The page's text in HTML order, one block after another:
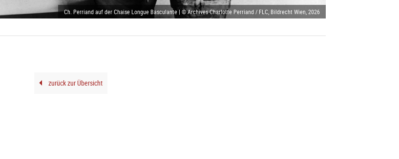
Ch. Perriand auf der Chaise Longue Basculante | © Archives Charlotte Perriand / FLC, Bildrecht Wien, 2026
zurück zur Übersicht